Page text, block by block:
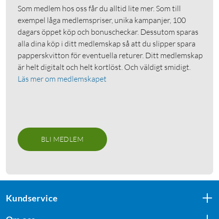
Som medlem hos oss får du alltid lite mer. Som till
exempel låga medlemspriser, unika kampanjer, 100
dagars öppet köp och bonuscheckar. Dessutom sparas
alla dina köp i ditt medlemskap så att du slipper spara
papperskvitton för eventuella returer. Ditt medlemskap
är helt digitalt och helt kortlöst. Och väldigt smidigt.
Läs mer om medlemskapet
BLI MEDLEM
Kundservice